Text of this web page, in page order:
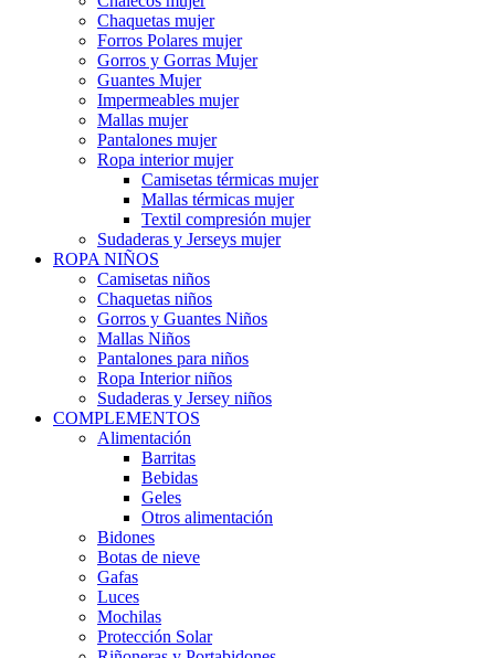
Chaquetas mujer
Forros Polares mujer
Gorros y Gorras Mujer
Guantes Mujer
Impermeables mujer
Mallas mujer
Pantalones mujer
Ropa interior mujer
Camisetas térmicas mujer
Mallas térmicas mujer
Textil compresión mujer
Sudaderas y Jerseys mujer
ROPA NIÑOS
Camisetas niños
Chaquetas niños
Gorros y Guantes Niños
Mallas Niños
Pantalones para niños
Ropa Interior niños
Sudaderas y Jersey niños
COMPLEMENTOS
Alimentación
Barritas
Bebidas
Geles
Otros alimentación
Bidones
Botas de nieve
Gafas
Luces
Mochilas
Protección Solar